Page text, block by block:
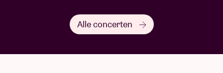
Alle concerten